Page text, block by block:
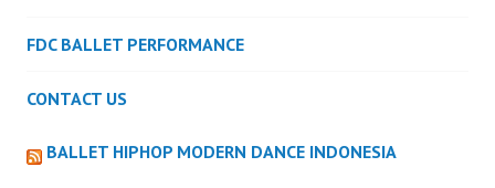
FDC BALLET PERFORMANCE
CONTACT US
BALLET HIPHOP MODERN DANCE INDONESIA